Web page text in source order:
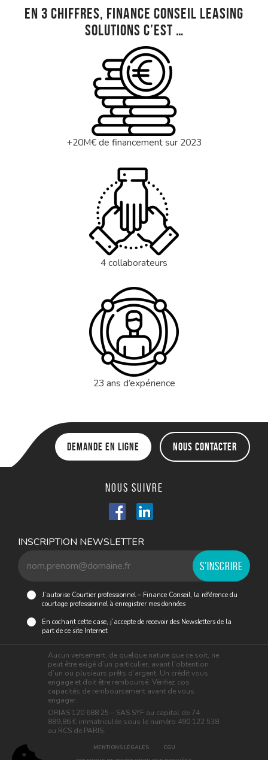
En 3 chiffres, FINANCE CONSEIL LEASING
SOLUTIONS c’est …
+20M€ de financement sur 2023
4 collaborateurs
23 ans d’expérience
Demande en ligne Nous contacter
Nous suivre
INSCRIPTION NEWSLETTER
J’autorise Courtier professionnel – Finance Conseil, la référence du
courtage professionnel à enregistrer mes données
En cochant cette case, j’accepte de recevoir des Newsletters de la
part de ce site Internet
Aucun versement, de quelque nature que ce soit, ne
peut être exigé d’un particulier, avant l’obtention
d’un ou plusieurs prêts d’argent. Un crédit vous
engage et doit être remboursé. Vérifiez cos
capacités de remboursement avant de vous
engager.
ORIAS 120 688 25 – SAS SYF au capital de 74
889,86 € immatriculée sous le numéro 490 122 538
au RCS de PARIS.
MENTIONS LÉGALES
CGU